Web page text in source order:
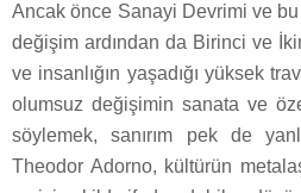
Ancak önce Sanayi Devrimi ve bu
değişim ardından da Birinci ve
ve insanlığın yaşadığı yüksek
olumsuz değişimin sanata ve
söylemek, sanırım pek de
Theodor Adorno, kültürün